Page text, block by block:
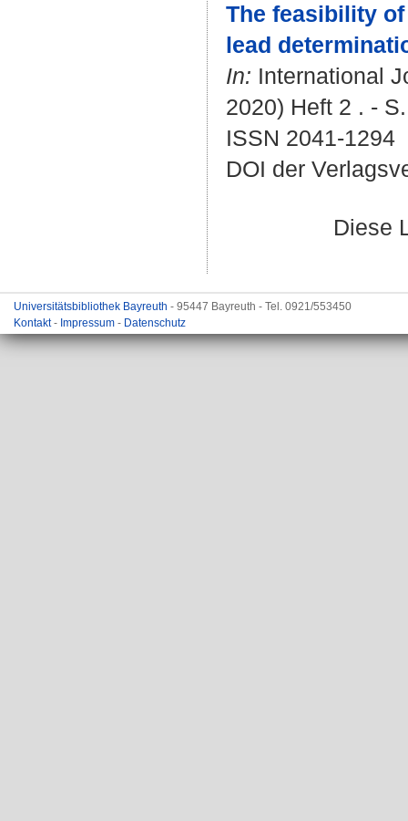
The feasibility
lead
In: International
2020) Heft 2 . -
ISSN 2041-1294
DOI der
Diese
Universitätsbibliothek Bayreuth - 95447 Bayreuth - Tel. 0921/553450
Kontakt- Impressum - Datenschutz